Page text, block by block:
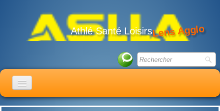
Athlé Santé LoisirsLens Agglo
ACCUEIL